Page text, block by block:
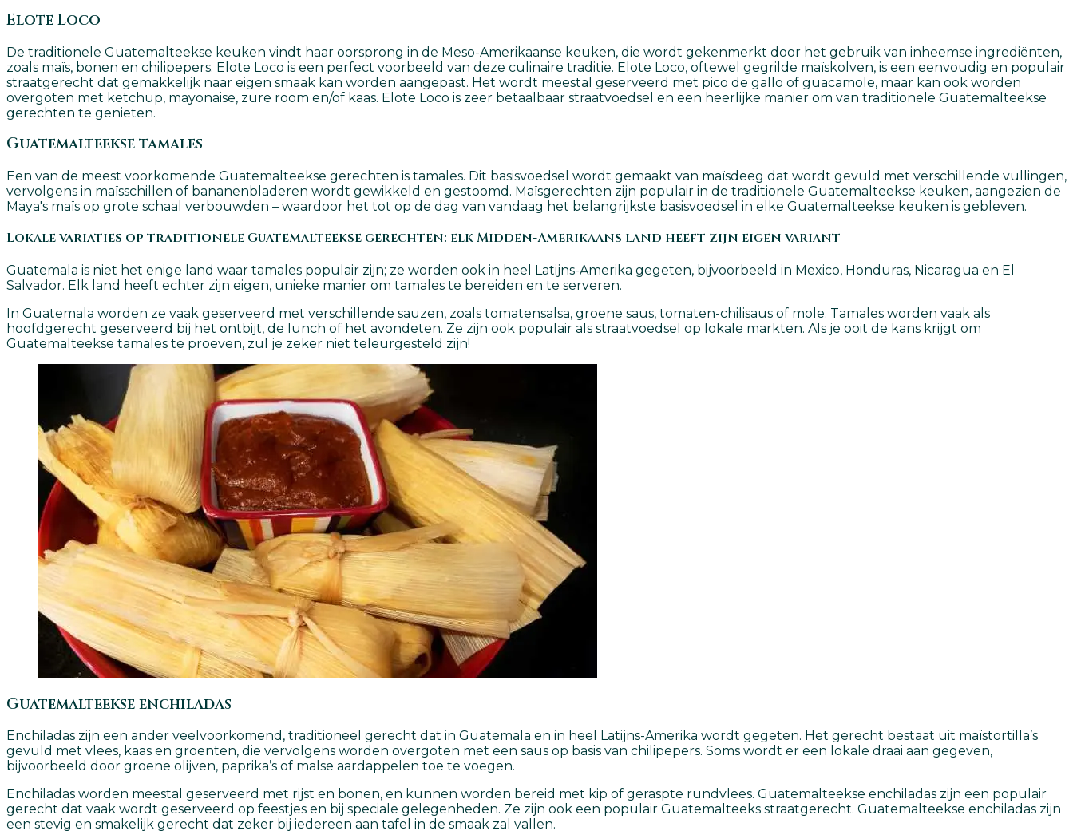
Elote Loco
De traditionele Guatemalteekse keuken vindt haar oorsprong in de Meso-Amerikaanse keuken, die wordt gekenmerkt door het gebruik van inheemse ingrediënten,
zoals maïs, bonen en chilipepers. Elote Loco is een perfect voorbeeld van deze culinaire traditie. Elote Loco, oftewel gegrilde maïskolven, is een eenvoudig en populair
straatgerecht dat gemakkelijk naar eigen smaak kan worden aangepast. Het wordt meestal geserveerd met pico de gallo of guacamole, maar kan ook worden
overgoten met ketchup, mayonaise, zure room en/of kaas. Elote Loco is zeer betaalbaar straatvoedsel en een heerlijke manier om van traditionele Guatemalteekse
gerechten te genieten.
Guatemalteekse tamales
Een van de meest voorkomende Guatemalteekse gerechten is tamales. Dit basisvoedsel wordt gemaakt van maïsdeeg dat wordt gevuld met verschillende vullingen,
vervolgens in maïsschillen of bananenbladeren wordt gewikkeld en gestoomd. Maïsgerechten zijn populair in de traditionele Guatemalteekse keuken, aangezien de
Maya's maïs op grote schaal verbouwden – waardoor het tot op de dag van vandaag het belangrijkste basisvoedsel in elke Guatemalteekse keuken is gebleven.
Lokale variaties op traditionele Guatemalteekse gerechten: elk Midden-Amerikaans land heeft zijn eigen variant
Guatemala is niet het enige land waar tamales populair zijn; ze worden ook in heel Latijns-Amerika gegeten, bijvoorbeeld in Mexico, Honduras, Nicaragua en El
Salvador. Elk land heeft echter zijn eigen, unieke manier om tamales te bereiden en te serveren.
In Guatemala worden ze vaak geserveerd met verschillende sauzen, zoals tomatensalsa, groene saus, tomaten-chilisaus of mole. Tamales worden vaak als
hoofdgerecht geserveerd bij het ontbijt, de lunch of het avondeten. Ze zijn ook populair als straatvoedsel op lokale markten. Als je ooit de kans krijgt om
Guatemalteekse tamales te proeven, zul je zeker niet teleurgesteld zijn!
Guatemalteekse enchiladas
Enchiladas zijn een ander veelvoorkomend, traditioneel gerecht dat in Guatemala en in heel Latijns-Amerika wordt gegeten. Het gerecht bestaat uit maïstortilla’s
gevuld met vlees, kaas en groenten, die vervolgens worden overgoten met een saus op basis van chilipepers. Soms wordt er een lokale draai aan gegeven,
bijvoorbeeld door groene olijven, paprika’s of malse aardappelen toe te voegen.
Enchiladas worden meestal geserveerd met rijst en bonen, en kunnen worden bereid met kip of geraspte rundvlees. Guatemalteekse enchiladas zijn een populair
gerecht dat vaak wordt geserveerd op feestjes en bij speciale gelegenheden. Ze zijn ook een populair Guatemalteeks straatgerecht. Guatemalteekse enchiladas zijn
een stevig en smakelijk gerecht dat zeker bij iedereen aan tafel in de smaak zal vallen.